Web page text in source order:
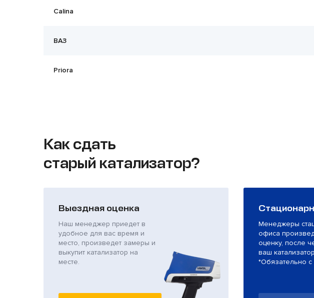
Calina
ВАЗ
Priora
Как сдать
старый катализатор?
Выездная оценка
Наш менеджер приедет в
удобное для вас время и
место, произведет замеры и
выкупит катализатор на
месте.
Менеджеры
офиса
оценку, после
ваш
*Обязательно с